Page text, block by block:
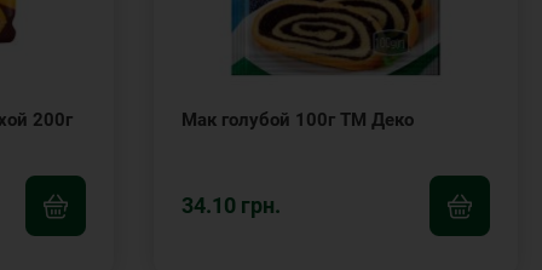
200г
Мак голубой 100г ТМ Деко
34.10 грн.